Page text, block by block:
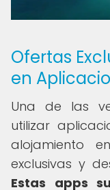
Ofertas
en
Una de las
utilizar
alojamiento
exclusivas y
Estas apps